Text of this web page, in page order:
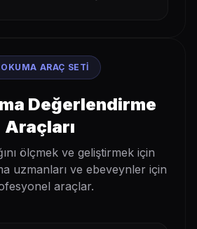
OKUMA ARAÇ SETI
Değerlendirme
Araçları
ölçmek ve geliştirmek için
uzmanları ve ebeveynler için
araçlar.